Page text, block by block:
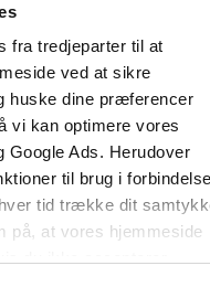
fra tredjeparter til at
ved at sikre
huske dine præferencer
vi kan optimere vores
Google Ads. Herudover
til brug i
tid trække dit
at vores hjemmeside